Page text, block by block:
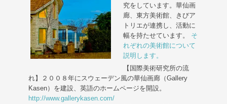
究をしています。華仙画
廊、東方美術館、きびア
トリエが連携し、活動に
幅を持たせています。 そ
れぞれの美術館について
説明します。
【国際美術研究所の流
れ】２００８年にスウェーデン風の華仙画廊（Gallery
Kasen）を建設、英語のホームページを開設。
http://www.gallerykasen.com/